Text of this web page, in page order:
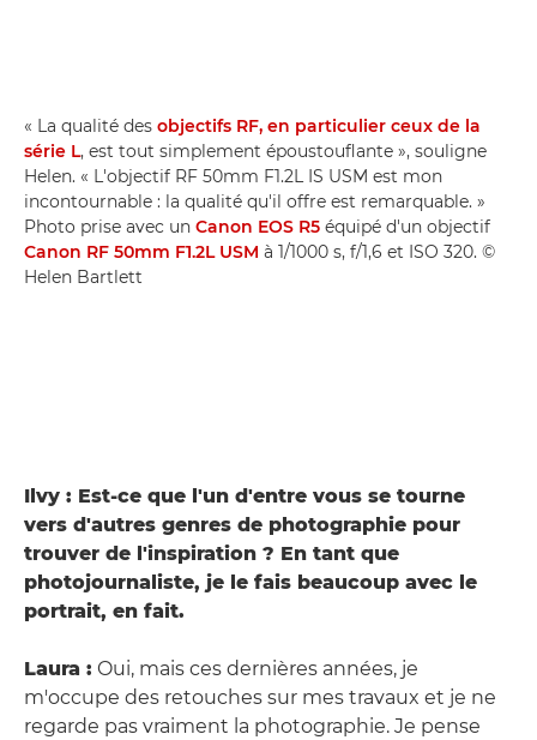
« La qualité des objectifs RF, en particulier ceux de la
série L, est tout simplement époustouflante », souligne
Helen. « L'objectif RF 50mm F1.2L IS USM est mon
incontournable : la qualité qu'il offre est remarquable. »
Photo prise avec un Canon EOS R5 équipé d'un objectif
Canon RF 50mm F1.2L USM à 1/1000 s, f/1,6 et ISO 320. ©
Helen Bartlett
Ilvy : Est-ce que l'un d'entre vous se tourne
vers d'autres genres de photographie pour
trouver de l'inspiration ? En tant que
photojournaliste, je le fais beaucoup avec le
portrait, en fait.
Laura : Oui, mais ces dernières années, je
m'occupe des retouches sur mes travaux et je ne
regarde pas vraiment la photographie. Je pense